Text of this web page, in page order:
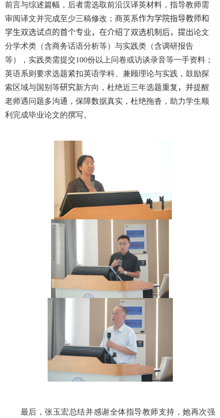
前言与综述篇幅，后者需选取前沿汉译英材料，指导教师需
审阅译文并完成至少三稿修改；商英系作为学院指导教师和
学生双选试点的首个专业，在介绍了双选机制后，提出论文
分学术类（含商务话语分析等）与实践类（含调研报告
等），实践类需提交100份以上问卷或访谈录音等一手资料；
英语系则要求选题紧扣英语学科、兼顾理论与实践，鼓励探
索区域与国别等研究新方向，杜绝近三年选题重复 ， 并提醒
老师遇问题多沟通，保障数据真实，杜绝拖沓，助力学生顺
利完成毕业论文的撰写。
最后，张玉宏总结并感谢全体指导教师支持，她再次强